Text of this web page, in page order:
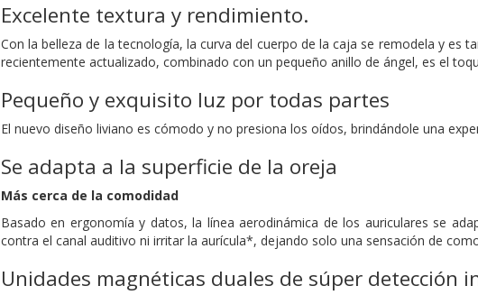
Excelente textura y rendimiento.
Con la belleza de la tecnología, la curva del cuerpo de la caja se remodela y es
recientemente actualizado, combinado con un pequeño anillo de ángel, es el
Pequeño y exquisito luz por todas partes
El nuevo diseño liviano es cómodo y no presiona los oídos, brindándole una
Se adapta a la superficie de la oreja
Más cerca de la comodidad
Basado en ergonomía y datos, la línea aerodinámica de los auriculares se
contra el canal auditivo ni irritar la aurícula*, dejando solo una sensación de
Unidades magnéticas duales de súper detección